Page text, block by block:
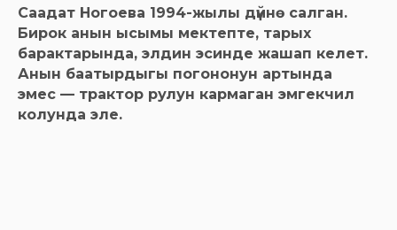
Саадат Ногоева 1994-жылы дүйнө салган.
Бирок анын ысымы мектепте, тарых
барактарында, элдин эсинде жашап келет.
Анын баатырдыгы погононун артында
эмес — трактор рулун кармаган эмгекчил
колунда эле.